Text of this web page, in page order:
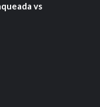
vs